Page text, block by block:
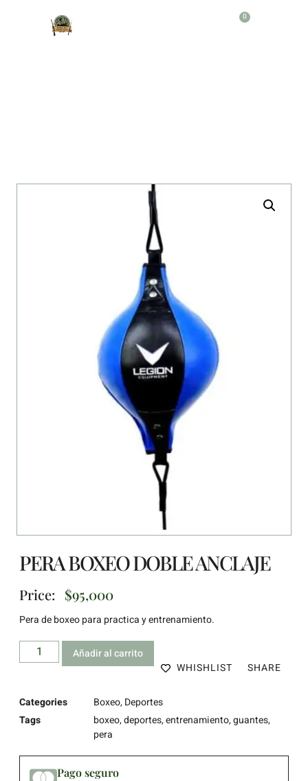
0
PERA BOXEO DOBLE ANCLAJE
Price: $95,000
Pera de boxeo para practica y entrenamiento.
Añadir al carrito
WHISHLIST
SHARE
Categories Boxeo,Deportes
Tags
boxeo,deportes,entrenamiento,guantes,
pera
Pago seguro